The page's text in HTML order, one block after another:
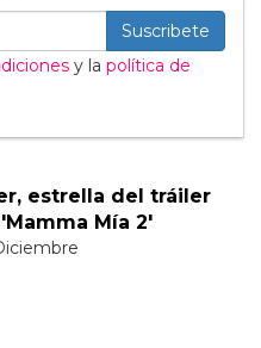
Suscribete
y la política de
estrella del tráiler
Mía 2'